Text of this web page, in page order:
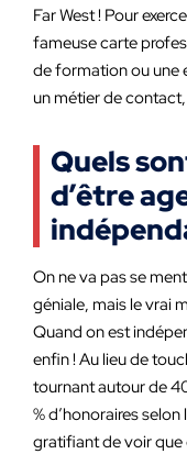
Far West ! Pour
fameuse carte
de formation ou une
un métier de
Quels
d’être
On ne va pas se
géniale, mais le vrai
Quand on est
enfin ! Au lieu de
tournant autour de
% d’honoraires
gratifiant de voir